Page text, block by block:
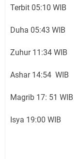
Terbit 05:10 WIB
Duha 05:43 WIB
Zuhur 11:34 WIB
Ashar 14:54 WIB
Magrib 17: 51 WIB
Isya 19:00 WIB